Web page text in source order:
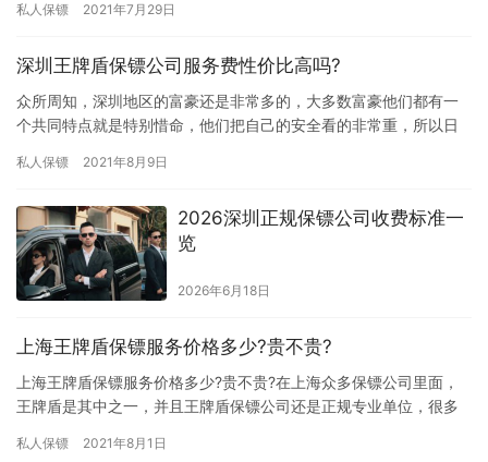
一个…
私人保镖 2021年7月29日
深圳王牌盾保镖公司服务费性价比高吗?
众所周知，深圳地区的富豪还是非常多的，大多数富豪他们都有一
个共同特点就是特别惜命，他们把自己的安全看的非常重，所以日
司服务…
私人保镖 2021年8月9日
2026深圳正规保镖公司收费标准一
览
2026年6月18日
上海王牌盾保镖服务价格多少?贵不贵?
上海王牌盾保镖服务价格多少?贵不贵?在上海众多保镖公司里面，
王牌盾是其中之一，并且王牌盾保镖公司还是正规专业单位，很多
贵…
私人保镖 2021年8月1日